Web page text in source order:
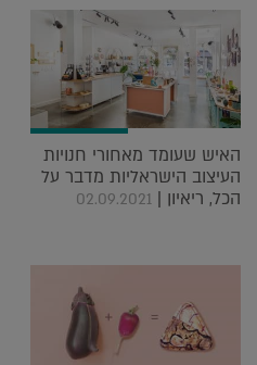
האיש שעומד מאחורי חנויות
העיצוב הישראליות מדבר על
הכל, ריאיון | 02.09.2021